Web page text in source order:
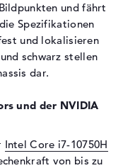
LED-
IPS
und fährt
Spezifikationen
und lokalisieren
schwarz stellen
dar.
und der NVIDIA
Intel Core i7-10750H
von bis zu